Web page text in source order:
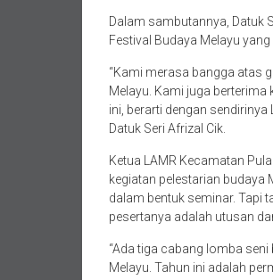
Dalam sambutannya, Datuk
Festival Budaya Melayu
“Kami merasa bangga atas
Melayu. Kami juga
ini, berarti dengan sendirinya
Datuk Seri Afrizal Cik.
Ketua LAMR Kecamatan
kegiatan pelestarian budaya
dalam bentuk seminar. Tapi
pesertanya adalah utusan
“Ada tiga cabang lomba
Melayu. Tahun ini adalah